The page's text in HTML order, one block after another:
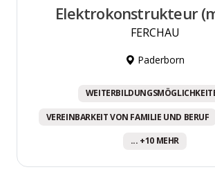
Elektrokonstrukteur
FERCHAU
Paderborn
VEREINBARKEIT VON FAMILIE UND BERUF
... +10 MEHR